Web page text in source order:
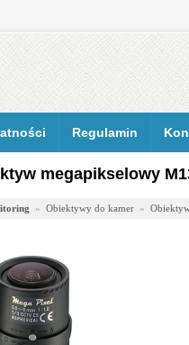
Regulamin
megapikselowy
» Obiektywy do kamer »